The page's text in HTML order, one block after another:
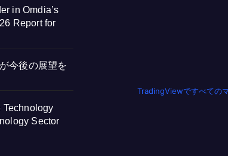
in Omdia’s
Report for
今後の展望を
Technology
Sector
TradingViewですべての